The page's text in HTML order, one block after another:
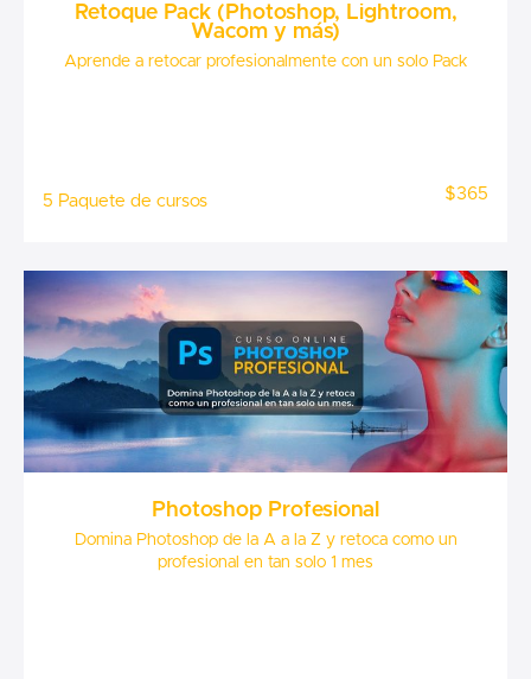
Retoque Pack (Photoshop, Lightroom,
Wacom y más)
Aprende a retocar profesionalmente con un solo Pack
5 Paquete de cursos $365
Photoshop Profesional
Domina Photoshop de la A a la Z y retoca como un
profesional en tan solo 1 mes